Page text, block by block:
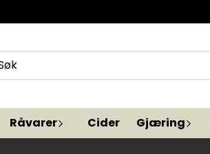
Råvarer Cider Gjæring